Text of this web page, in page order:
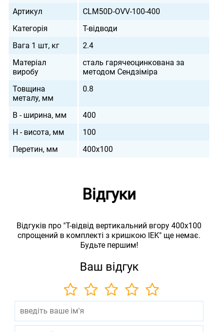
Артикул
CLM50D-OVV-100-400
Категорія
Т-відводи
Вага 1 шт, кг
2.4
Матеріал
виробу
сталь гарячеоцинкована за
методом Сендзіміра
Товщина
металу, мм
0.8
B - ширина, мм
400
H - висота, мм
100
Перетин, мм
400х100
Відгуки
Відгуків про "Т-відвід вертикальний вгору 400х100
спрощений в комплекті з кришкою IEK" ще немає.
Будьте першим!
Ваш відгук